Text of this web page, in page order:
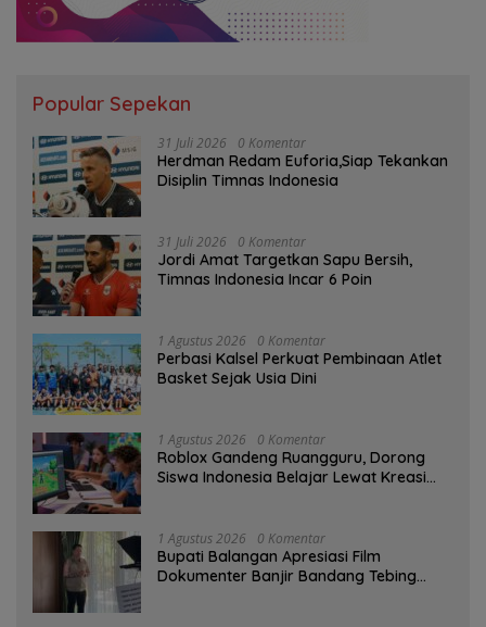
Popular Sepekan
31 Juli 2026 0 Komentar
Herdman Redam Euforia,Siap Tekankan
Disiplin Timnas Indonesia
31 Juli 2026 0 Komentar
Jordi Amat Targetkan Sapu Bersih,
Timnas Indonesia Incar 6 Poin
1 Agustus 2026 0 Komentar
Perbasi Kalsel Perkuat Pembinaan Atlet
Basket Sejak Usia Dini
1 Agustus 2026 0 Komentar
Roblox Gandeng Ruangguru, Dorong
Siswa Indonesia Belajar Lewat Kreasi
1 Agustus 2026 0 Komentar
Bupati Balangan Apresiasi Film
Dokumenter Banjir Bandang Tebing